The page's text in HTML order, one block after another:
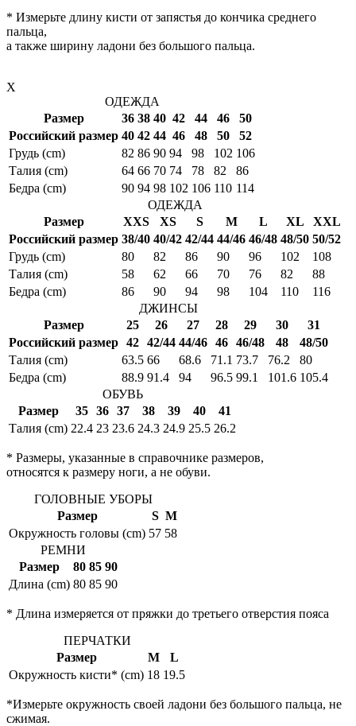
* Измерьте длину кисти от запястья до кончика среднего
пальца,
а также ширину ладони без большого пальца.
X
ОДЕЖДА
Размер
36 38 40 42 44 46
50
Российский размер 40 42 44 46 48 50
52
Грудь (cm)
82 86 90 94 98 102 106
Талия (cm)
64 66 70 74 78 82
86
Бедра (cm)
90 94 98 102 106 110 114
ОДЕЖДА
Размер
XXS XS S M L XL
XXL
Российский размер 38/40 40/42 42/44 44/46 46/48 48/50 50/52
Грудь (cm)
80 82 86 90 96 102
108
Талия (cm)
58 62 66 70 76 82
88
Бедра (cm)
86 90 94 98 104 110
116
ДЖИНСЫ
Размер
25 26 27 28 29 30
31
Российский размер 42 42/44 44/46 46 46/48 48
48/50
Талия (cm)
63.5 66 68.6 71.1 73.7 76.2
80
Бедра (cm)
88.9 91.4 94 96.5 99.1 101.6 105.4
ОБУВЬ
Размер
35 36 37 38 39 40
41
Талия (cm) 22.4 23 23.6 24.3 24.9 25.5 26.2
* Размеры, указанные в справочнике размеров,
относятся к размеру ноги, а не обуви.
ГОЛОВНЫЕ УБОРЫ
Размер
S M
Окружность головы (cm) 57 58
РЕМНИ
Размер
80 85 90
Длина (cm) 80 85 90
* Длина измеряется от пряжки до третьего отверстия пояса
ПЕРЧАТКИ
Размер
M
L
Окружность кисти* (cm) 18 19.5
*Измерьте окружность своей ладони без большого пальца, не
сжимая.